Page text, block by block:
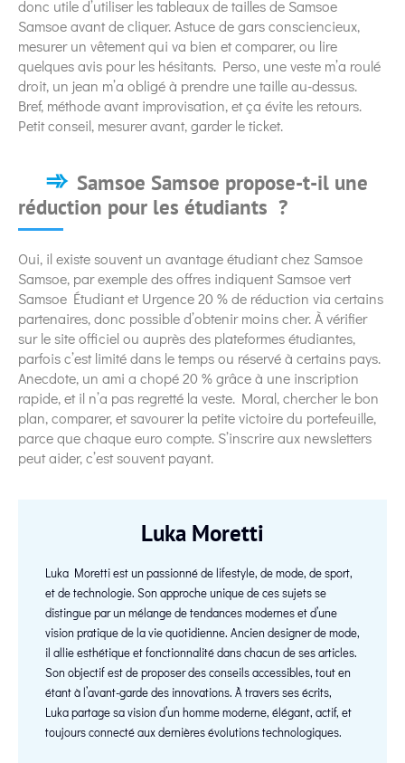
donc utile d’utiliser les tableaux de tailles de Samsoe
Samsoe avant de cliquer. Astuce de gars consciencieux,
mesurer un vêtement qui va bien et comparer, ou lire
quelques avis pour les hésitants. Perso, une veste m’a roulé
droit, un jean m’a obligé à prendre une taille au-dessus.
Bref, méthode avant improvisation, et ça évite les retours.
Petit conseil, mesurer avant, garder le ticket.
Samsoe Samsoe propose-t-il une
réduction pour les étudiants ?
Oui, il existe souvent un avantage étudiant chez Samsoe
Samsoe, par exemple des offres indiquent Samsoe vert
Samsoe Étudiant et Urgence 20 % de réduction via certains
partenaires, donc possible d’obtenir moins cher. À vérifier
sur le site officiel ou auprès des plateformes étudiantes,
parfois c’est limité dans le temps ou réservé à certains pays.
Anecdote, un ami a chopé 20 % grâce à une inscription
rapide, et il n’a pas regretté la veste. Moral, chercher le bon
plan, comparer, et savourer la petite victoire du portefeuille,
parce que chaque euro compte. S’inscrire aux newsletters
peut aider, c’est souvent payant.
Luka Moretti
Luka Moretti est un passionné de lifestyle, de mode, de sport,
et de technologie. Son approche unique de ces sujets se
distingue par un mélange de tendances modernes et d’une
vision pratique de la vie quotidienne. Ancien designer de mode,
il allie esthétique et fonctionnalité dans chacun de ses articles.
Son objectif est de proposer des conseils accessibles, tout en
étant à l’avant-garde des innovations. À travers ses écrits,
Luka partage sa vision d’un homme moderne, élégant, actif, et
toujours connecté aux dernières évolutions technologiques.